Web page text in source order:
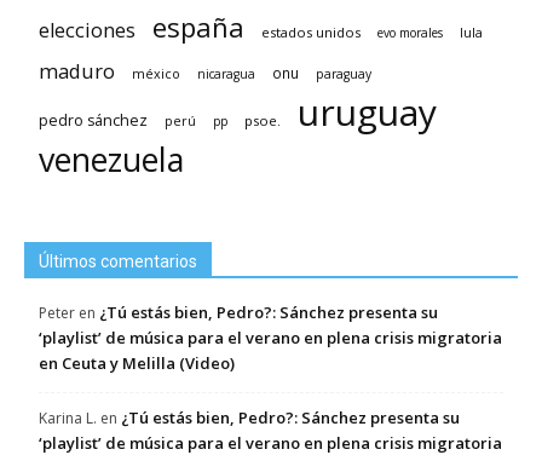
elecciones españa estados unidos evo morales lula
maduro méxico nicaragua onu paraguay
pedro sánchez perú pp psoe. uruguay
venezuela
Últimos comentarios
Peter en ¿Tú estás bien, Pedro?: Sánchez presenta su
‘playlist’ de música para el verano en plena crisis migratoria
en Ceuta y Melilla (Video)
Karina L. en ¿Tú estás bien, Pedro?: Sánchez presenta su
‘playlist’ de música para el verano en plena crisis migratoria